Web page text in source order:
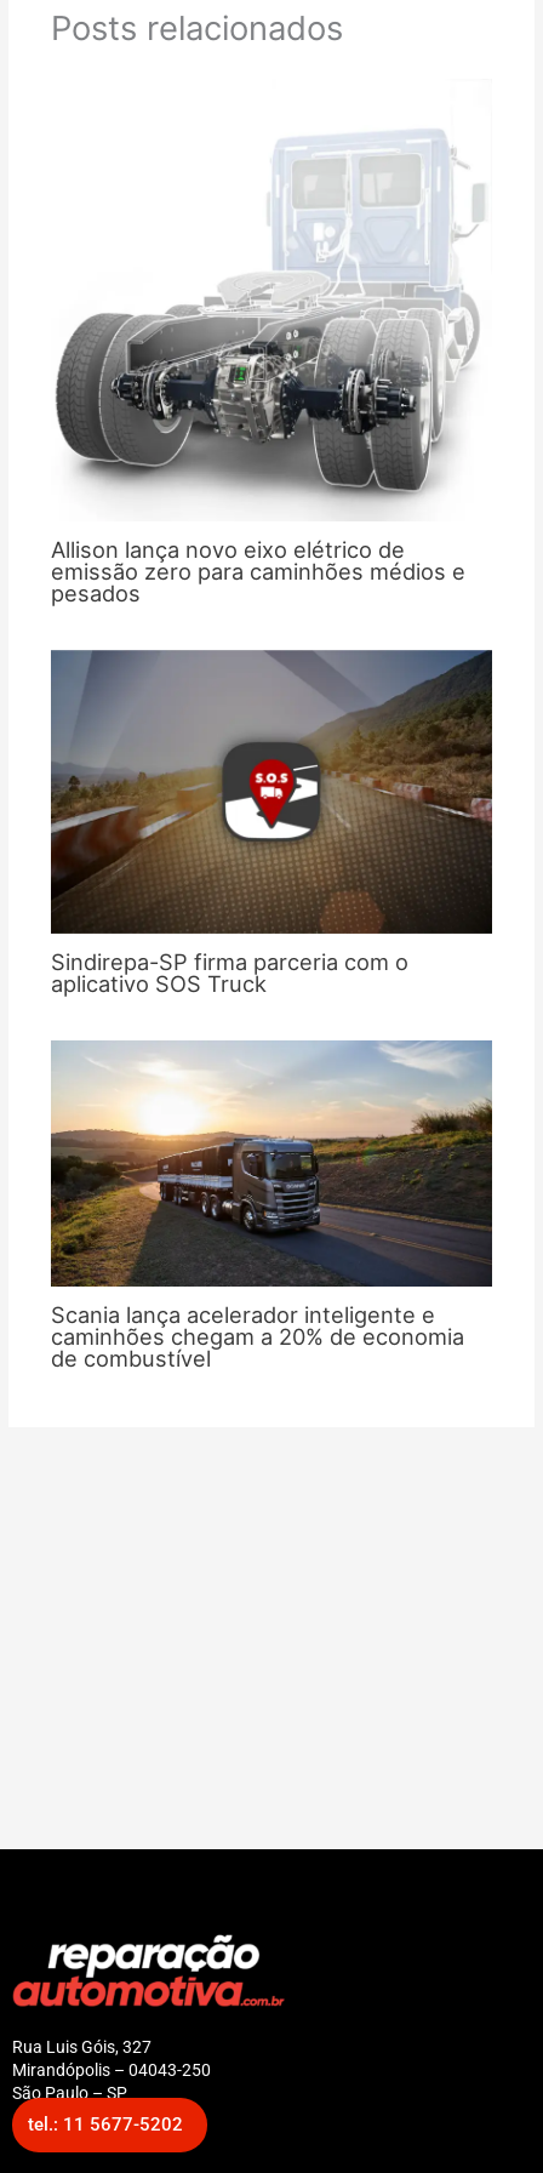
Posts relacionados
Allison lança novo eixo elétrico de
emissão zero para caminhões médios e
pesados
Sindirepa-SP firma parceria com o
aplicativo SOS Truck
Scania lança acelerador inteligente e
caminhões chegam a 20% de economia
de combustível
Rua Luis Góis, 327
Mirandópolis – 04043-250
São Paulo – SP
tel.: 11 5677-5202